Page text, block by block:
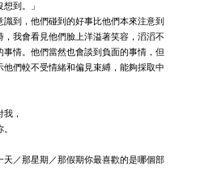
到。」
識到，他們碰到的好事比他們本來注意到
，我會看見他們臉上洋溢著笑容，滔滔不
事情。他們當然也會談到負面的事情，但
他們較不受情緒和偏見束縛，能夠採取中
，
天／那星期／那假期你最喜歡的是哪個部